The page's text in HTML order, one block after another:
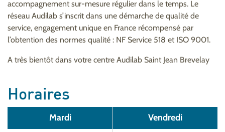
accompagnement sur-mesure régulier dans le temps. Le
réseau Audilab s’inscrit dans une démarche de qualité de
service, engagement unique en France récompensé par
l’obtention des normes qualité : NF Service 518 et ISO 9001.
A très bientôt dans votre centre Audilab Saint Jean Brevelay
Horaires
Mardi Vendredi